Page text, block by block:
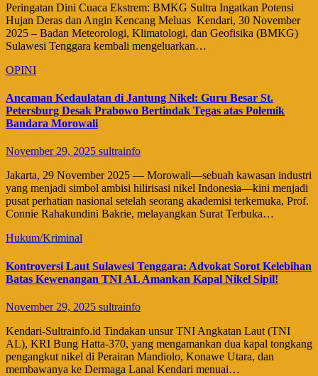
​Peringatan Dini Cuaca Ekstrem: BMKG Sultra Ingatkan Potensi
Hujan Deras dan Angin Kencang Meluas ​ Kendari, 30 November
2025 – Badan Meteorologi, Klimatologi, dan Geofisika (BMKG)
Sulawesi Tenggara kembali mengeluarkan…
OPINI
Ancaman Kedaulatan di Jantung Nikel: Guru Besar St.
Petersburg Desak Prabowo Bertindak Tegas atas Polemik
Bandara Morowali
November 29, 2025 sultrainfo
​Jakarta, 29 November 2025 — Morowali—sebuah kawasan industri
yang menjadi simbol ambisi hilirisasi nikel Indonesia—kini menjadi
pusat perhatian nasional setelah seorang akademisi terkemuka, Prof.
Connie Rahakundini Bakrie, melayangkan Surat Terbuka…
Hukum/Kriminal
Kontroversi Laut Sulawesi Tenggara: Advokat Sorot Kelebihan
Batas Kewenangan TNI AL Amankan Kapal Nikel Sipil!
November 29, 2025 sultrainfo
​Kendari-Sultrainfo.id Tindakan unsur TNI Angkatan Laut (TNI
AL), KRI Bung Hatta-370, yang mengamankan dua kapal tongkang
pengangkut nikel di Perairan Mandiolo, Konawe Utara, dan
membawanya ke Dermaga Lanal Kendari menuai…